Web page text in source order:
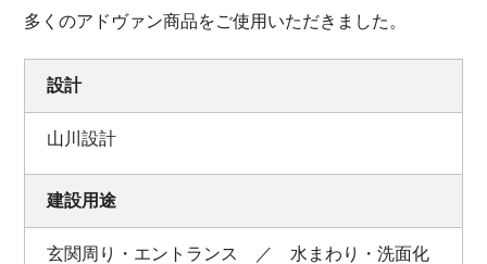
多くのアドヴァン商品をご使用いただきました。
設計
山川設計
建設用途
玄関周り・エントランス ／ 水まわり・洗面化